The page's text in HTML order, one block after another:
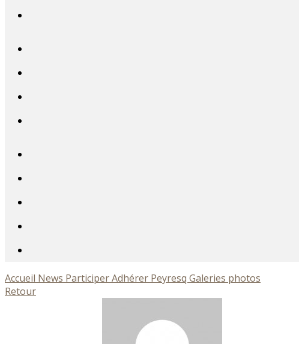
Accueil News ParticiperAdhérer Peyresq Galeries photos
Retour